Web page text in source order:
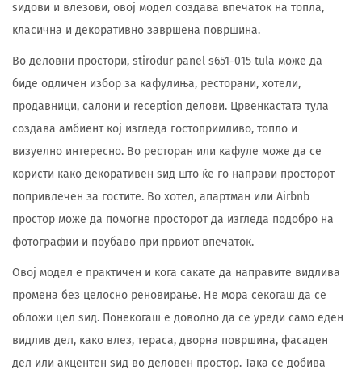
ѕидови и влезови, овој модел создава впечаток на топла,
класична и декоративно завршена површина.
Во деловни простори, stirodur panel s651-015 tula може да
биде одличен избор за кафулиња, ресторани, хотели,
продавници, салони и reception делови. Црвенкастата тула
создава амбиент кој изгледа гостопримливо, топло и
визуелно интересно. Во ресторан или кафуле може да се
користи како декоративен ѕид што ќе го направи просторот
попривлечен за гостите. Во хотел, апартман или Airbnb
простор може да помогне просторот да изгледа подобро на
фотографии и поубаво при првиот впечаток.
Овој модел е практичен и кога сакате да направите видлива
промена без целосно реновирање. Не мора секогаш да се
обложи цел ѕид. Понекогаш е доволно да се уреди само еден
видлив дел, како влез, тераса, дворна површина, фасаден
дел или акцентен ѕид во деловен простор. Така се добива